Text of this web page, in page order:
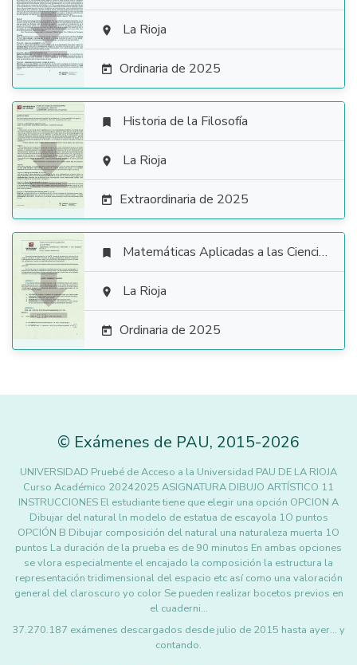
  La Rioja
 Ordinaria de 2025

 Historia de la Filosofía
 La Rioja
 Extraordinaria de 2025

 Matemáticas Aplicadas a las Ciencias Sociales
 La Rioja
 Ordinaria de 2025
© Exámenes de PAU, 2015-2026
UNIVERSIDAD Pruebé de Acceso a la Universidad PAU DE LA RIOJA
Curso Académico 20242025 ASIGNATURA DIBUJO ARTÍSTICO 11
INSTRUCCIONES El estudiante tiene que elegir una opción OPCION A
Dibujar del natural ln modelo de estatua de escayola 1O puntos
OPCIÓN B Dibujar composición del natural una naturaleza muerta 1O
puntos La duración de la prueba es de 90 minutos En ambas opciones
se vlora especialmente el encajado la composición la estructura la
representación tridimensional del espacio etc así como una valoración
general del claroscuro yo color Se pueden realizar bocetos previos en
el cuaderni…
37.270.187 exámenes descargados desde julio de 2015 hasta ayer... y
contando.